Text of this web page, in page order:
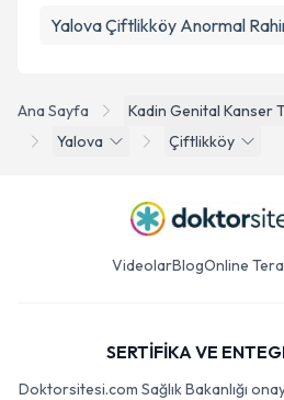
Ana Sayfa
Kadin Genital Kanser
Yalova
Çiftlikköy
Yalova Çiftlikköy Anormal
VideolarBlogOnline
SERTİFİKA VE
Doktorsitesi.com Sağlık Bakanlığı